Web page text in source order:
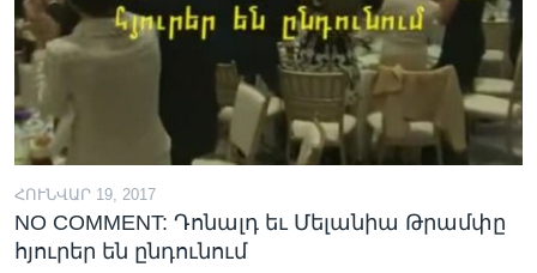
ՀՈՒՆՎԱՐ 19, 2017
NO COMMENT: Դոնալդ եւ Մելանիա Թրամփը
հյուրեր են ընդունում